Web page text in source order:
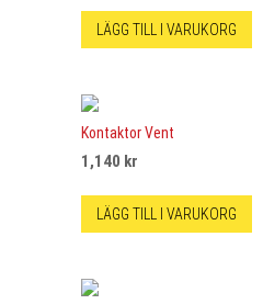
LÄGG TILL I VARUKORG
Kontaktor Vent
1,140 kr
LÄGG TILL I VARUKORG